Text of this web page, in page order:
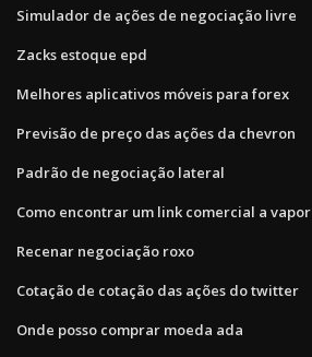
Simulador de ações de negociação livre
Zacks estoque epd
Melhores aplicativos móveis para forex
Previsão de preço das ações da chevron
Padrão de negociação lateral
Como encontrar um link comercial a vapor
Recenar negociação roxo
Cotação de cotação das ações do twitter
Onde posso comprar moeda ada